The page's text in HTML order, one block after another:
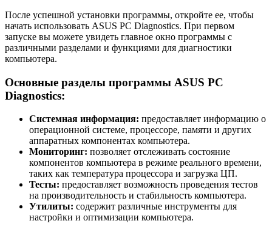
После успешной установки программы, откройте ее, чтобы
начать использовать ASUS PC Diagnostics. При первом
запуске вы можете увидеть главное окно программы с
различными разделами и функциями для диагностики
компьютера.
Основные разделы программы ASUS PC
Diagnostics:
Системная информация: предоставляет информацию о
операционной системе, процессоре, памяти и других
аппаратных компонентах компьютера.
Мониторинг: позволяет отслеживать состояние
компонентов компьютера в режиме реального времени,
таких как температура процессора и загрузка ЦП.
Тесты: предоставляет возможность проведения тестов
на производительность и стабильность компьютера.
Утилиты: содержит различные инструменты для
настройки и оптимизации компьютера.